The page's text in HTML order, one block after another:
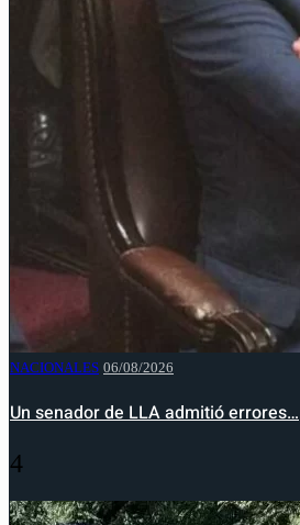
NACIONALES 06/08/2026
Un senador de LLA admitió errores…
4